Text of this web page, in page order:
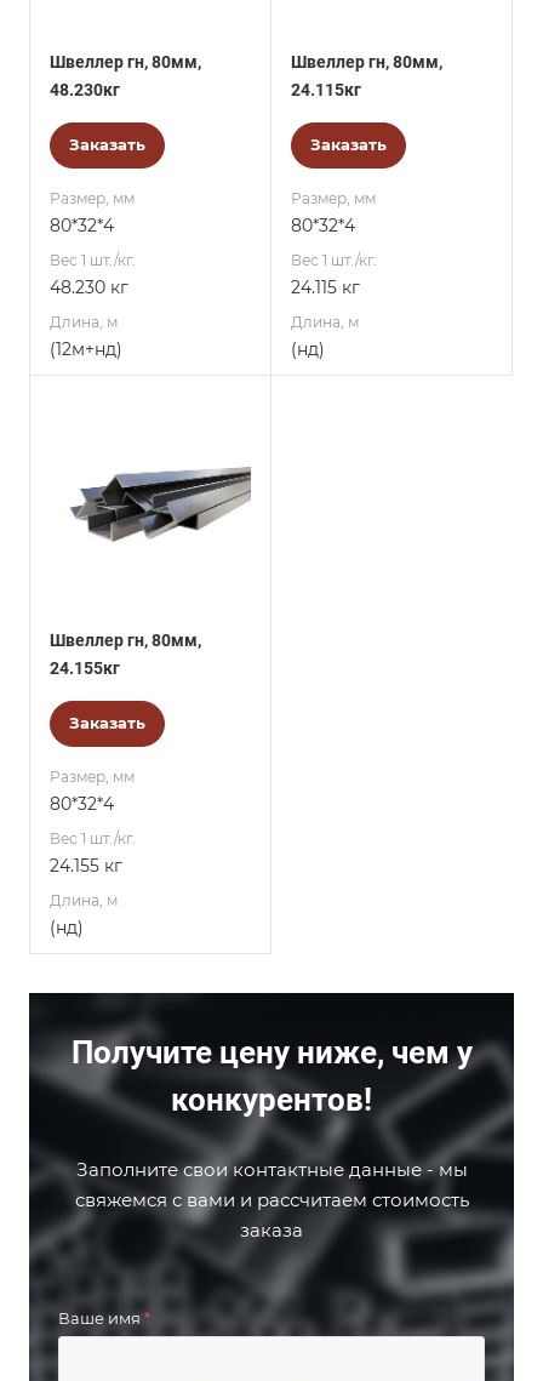
Швеллер гн, 80мм,
48.230кг
Заказать
Размер, мм
80*32*4
Вес 1 шт./кг.
48.230 кг
Длина, м
(12м+нд)
Швеллер гн, 80мм,
24.115кг
Заказать
Размер, мм
80*32*4
Вес 1 шт./кг.
24.115 кг
Длина, м
(нд)
Швеллер гн, 80мм,
24.155кг
Заказать
Размер, мм
80*32*4
Вес 1 шт./кг.
24.155 кг
Длина, м
(нд)
Получите цену ниже, чем у
конкурентов!
Заполните свои контактные данные - мы
свяжемся с вами и рассчитаем стоимость
заказа
Ваше имя *